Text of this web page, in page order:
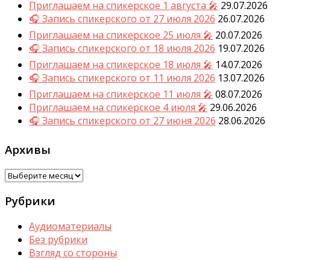
Приглашаем на спикерское 1 августа 🎤 29.07.2026
🎧 Запись спикерского от 27 июля 2026 26.07.2026
Приглашаем на спикерское 25 июля 🎤 20.07.2026
🎧 Запись спикерского от 18 июля 2026 19.07.2026
Приглашаем на спикерское 18 июля 🎤 14.07.2026
🎧 Запись спикерского от 11 июля 2026 13.07.2026
Приглашаем на спикерское 11 июля 🎤 08.07.2026
Приглашаем на спикерское 4 июля 🎤 29.06.2026
🎧 Запись спикерского от 27 июня 2026 28.06.2026
Архивы
Архивы
Рубрики
Аудиоматериалы
Без рубрики
Взгляд со стороны